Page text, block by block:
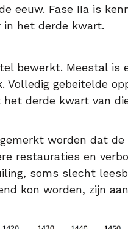
eeuw. Fase IIa is
in het derde kwart.
bewerkt. Meestal is
gebeitelde
derde kwart van
worden dat de
restauraties en
soms slecht
kon worden, zijn